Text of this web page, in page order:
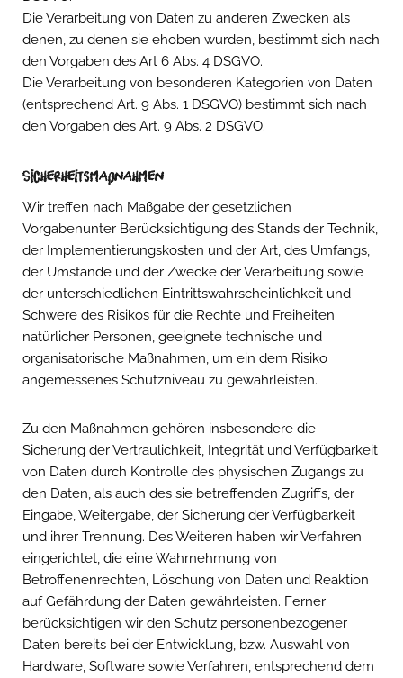
Die Verarbeitung von Daten zu anderen Zwecken als
denen, zu denen sie ehoben wurden, bestimmt sich nach
den Vorgaben des Art 6 Abs. 4 DSGVO.
Die Verarbeitung von besonderen Kategorien von Daten
(entsprechend Art. 9 Abs. 1 DSGVO) bestimmt sich nach
den Vorgaben des Art. 9 Abs. 2 DSGVO.
Sicherheitsmaßnahmen
Wir treffen nach Maßgabe der gesetzlichen
Vorgabenunter Berücksichtigung des Stands der Technik,
der Implementierungskosten und der Art, des Umfangs,
der Umstände und der Zwecke der Verarbeitung sowie
der unterschiedlichen Eintrittswahrscheinlichkeit und
Schwere des Risikos für die Rechte und Freiheiten
natürlicher Personen, geeignete technische und
organisatorische Maßnahmen, um ein dem Risiko
angemessenes Schutzniveau zu gewährleisten.
Zu den Maßnahmen gehören insbesondere die
Sicherung der Vertraulichkeit, Integrität und Verfügbarkeit
von Daten durch Kontrolle des physischen Zugangs zu
den Daten, als auch des sie betreffenden Zugriffs, der
Eingabe, Weitergabe, der Sicherung der Verfügbarkeit
und ihrer Trennung. Des Weiteren haben wir Verfahren
eingerichtet, die eine Wahrnehmung von
Betroffenenrechten, Löschung von Daten und Reaktion
auf Gefährdung der Daten gewährleisten. Ferner
berücksichtigen wir den Schutz personenbezogener
Daten bereits bei der Entwicklung, bzw. Auswahl von
Hardware, Software sowie Verfahren, entsprechend dem